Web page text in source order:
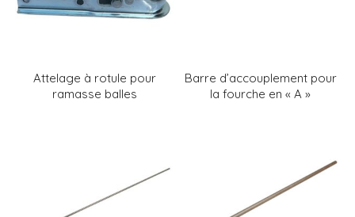
Attelage à rotule pour
ramasse balles
Barre d’accouplement pour
la fourche en « A »